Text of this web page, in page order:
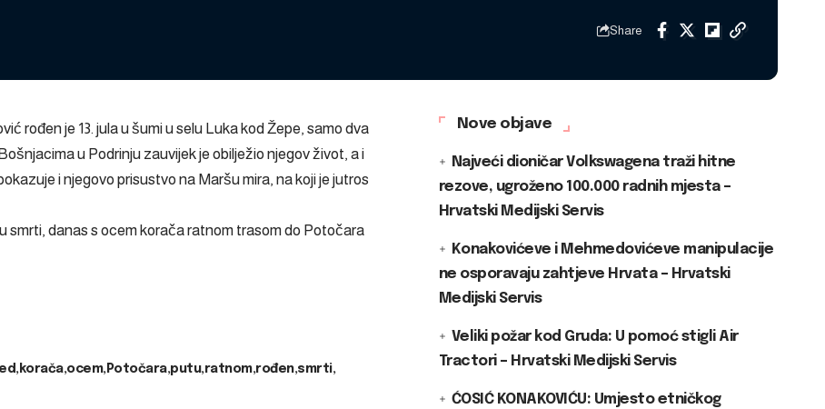
Share
rođen je 13. jula u šumi u selu Luka kod Žepe, samo dva
u Podrinju zauvijek je obilježio njegov život, a i
i njegovo prisustvo na Maršu mira, na koji je jutros
smrti, danas s ocem korača ratnom trasom do Potočara
korača ocem Potočara putu ratnom rođen smrti
Nove objave
Najveći dioničar Volkswagena traži hitne
rezove, ugroženo 100.000 radnih mjesta –
Hrvatski Medijski Servis
Konakovićeve i Mehmedovićeve manipulacije
ne osporavaju zahtjeve Hrvata – Hrvatski
Medijski Servis
Veliki požar kod Gruda: U pomoć stigli Air
Tractori – Hrvatski Medijski Servis
ĆOSIĆ KONAKOVIĆU: Umjesto etničkog